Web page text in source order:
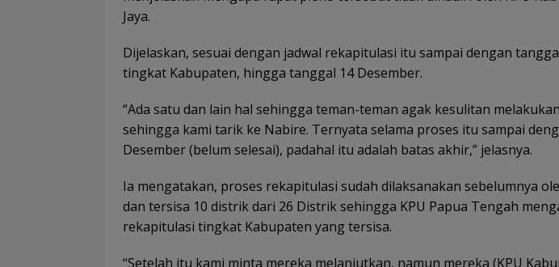
Jaya.
Dijelaskan, sesuai dengan jadwal rekapitulasi itu sampai dengan
tingkat Kabupaten, hingga tanggal 14 Desember.
“Ada satu dan lain hal sehingga teman-teman agak kesulitan
sehingga kami tarik ke Nabire. Ternyata selama proses itu sampai
Desember (belum selesai), padahal itu adalah batas akhir,” jelasnya.
Ia mengatakan, proses rekapitulasi sudah dilaksanakan sebelumnya
dan tersisa 10 distrik dari 26 Distrik sehingga KPU Papua Tengah
rekapitulasi tingkat Kabupaten yang tersisa.
“Setelah itu kami minta mereka melanjutkan, namun mereka (KPU